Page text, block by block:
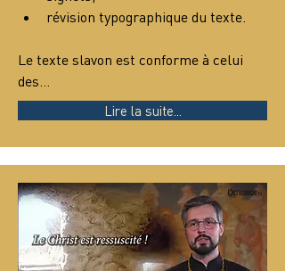
révision typographique du texte.
Le texte slavon est conforme à celui
des…
Lire la suite...